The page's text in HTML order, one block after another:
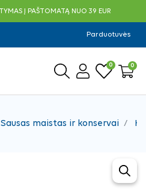
Į PAŠTOMATĄ NUO 39 EUR
Parduotuvės
0 0
Sausas maistas ir konservai